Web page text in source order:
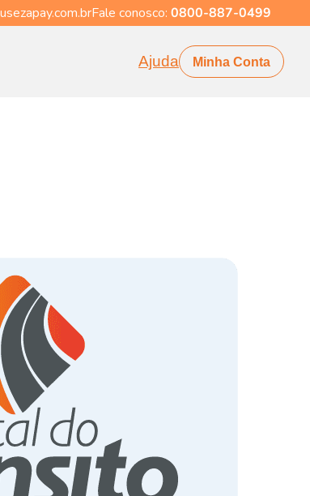
Fale conosco: 0800-887-0499
Ajuda Minha Conta